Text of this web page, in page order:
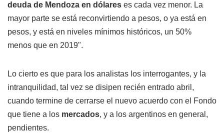
deuda de Mendoza en dólares es cada vez menor. La
mayor parte se está reconvirtiendo a pesos, o ya está en
pesos, y está en niveles mínimos históricos, un 50%
menos que en 2019".
Lo cierto es que para los analistas los interrogantes, y la
intranquilidad, tal vez se disipen recién entrado abril,
cuando termine de cerrarse el nuevo acuerdo con el Fondo
que tiene a los mercados, y a los argentinos en general,
pendientes.